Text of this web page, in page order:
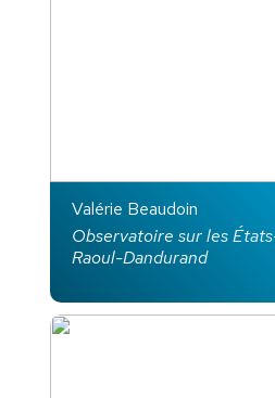
Valérie Beaudoin
Observatoire sur les
Raoul-Dandurand